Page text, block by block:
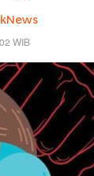
WIB